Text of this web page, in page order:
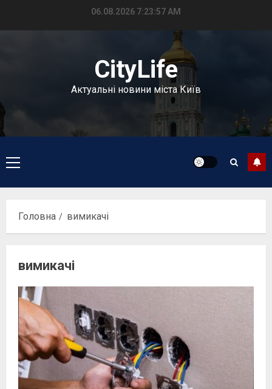
06.08.2026 7:23:57 AM
CityLife
Актуальні новини міста Київ
Головне
меню
Головна вимикачі
вимикачі